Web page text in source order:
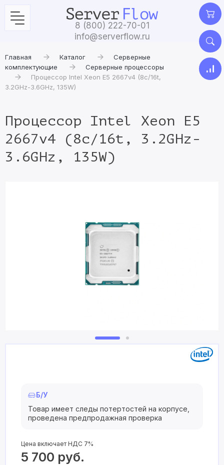
8 (800) 222-70-01
info@serverflow.ru
Главная Каталог
Серверные
комплектующие
Серверные процессоры
Процессор Intel Xeon E5 2667v4 (8c/16t,
3.2GHz-3.6GHz, 135W)
Процессор Intel Xeon E5
2667v4 (8c/16t, 3.2GHz-
3.6GHz, 135W)
Б/У
Товар имеет следы потертостей на корпусе,
проведена предпродажная проверка
Цена включает НДС 7%
5 700 руб.